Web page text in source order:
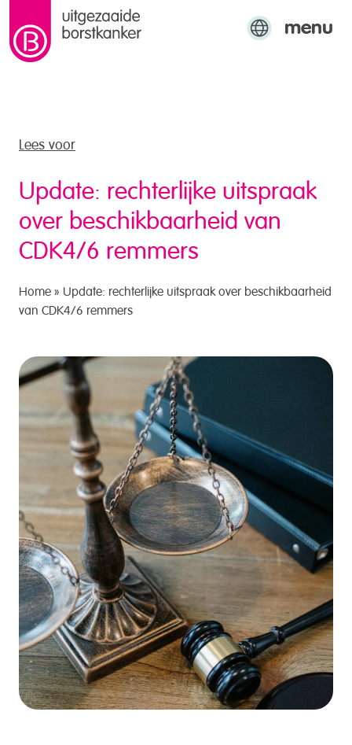
naar de inhoud menu
Lees voor
Update: rechterlijke uitspraak
over beschikbaarheid van
CDK4/6 remmers
Home » Update: rechterlijke uitspraak over beschikbaarheid
van CDK4/6 remmers